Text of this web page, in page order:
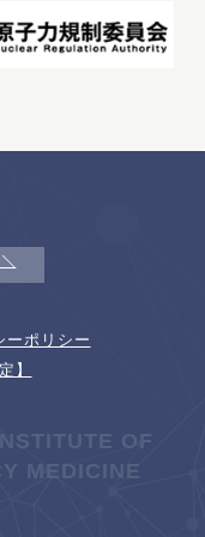
ーポリシー
】
OF
MEDICINE